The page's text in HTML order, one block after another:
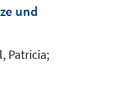
und
Patricia;